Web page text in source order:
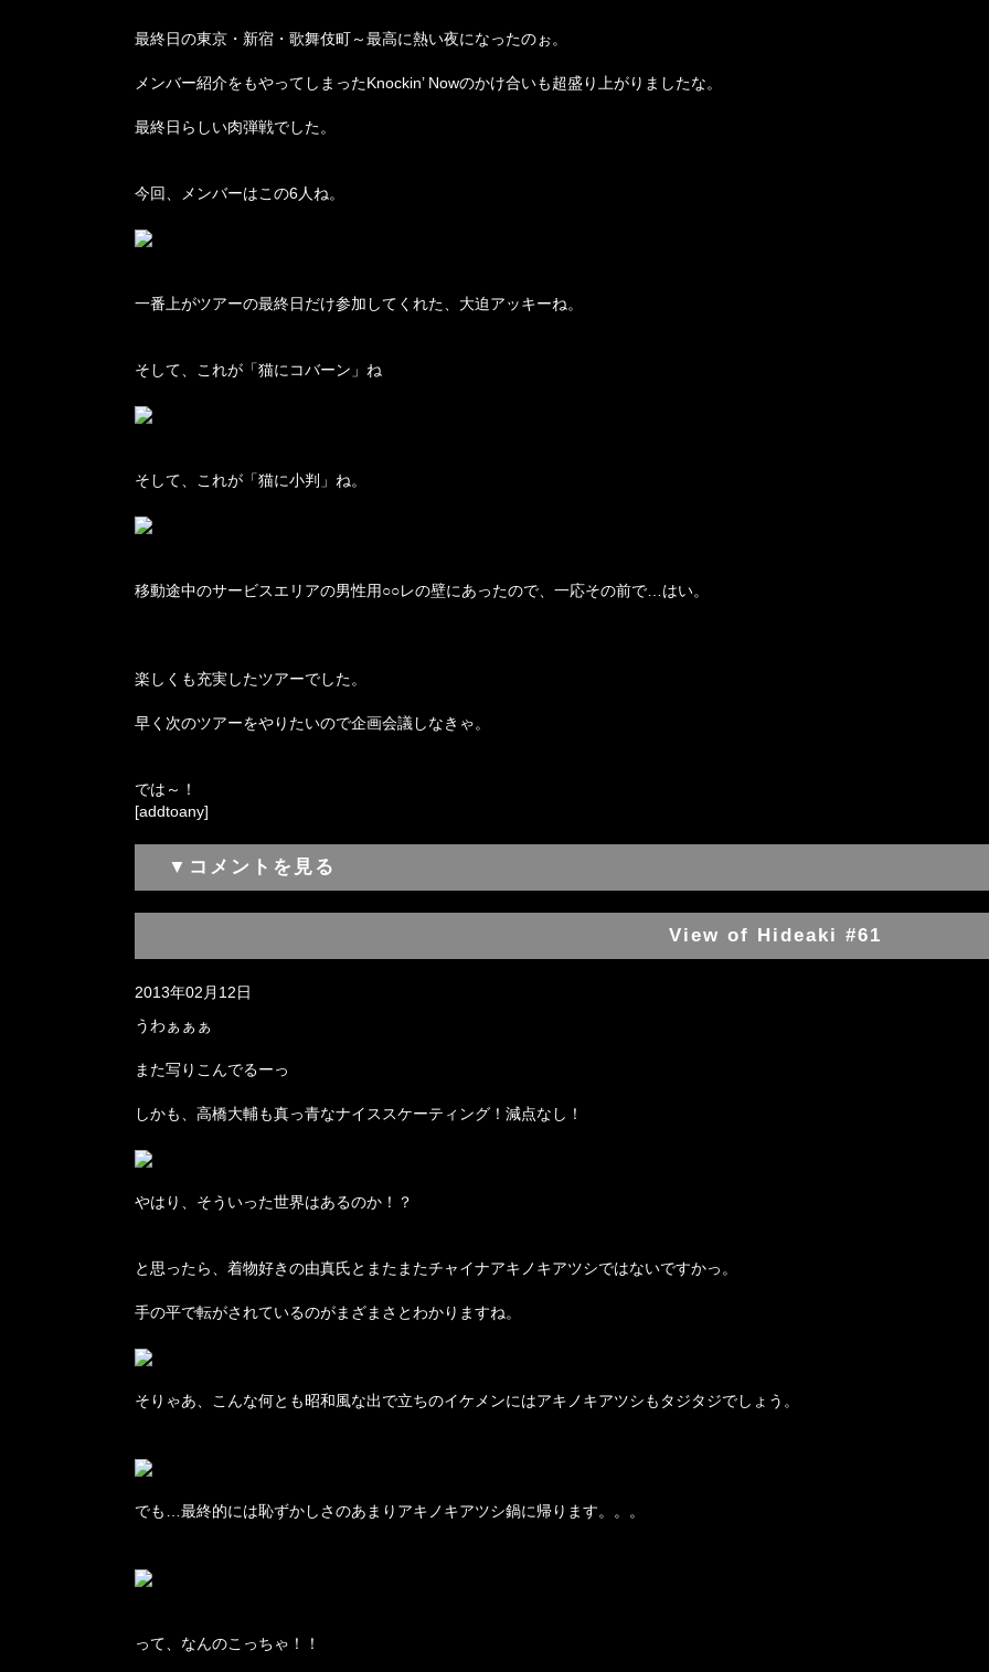
最終日の東京・新宿・歌舞伎町～最高に熱い夜になったのぉ。
メンバー紹介をもやってしまったKnockin’ Nowのかけ合いも超盛り上がりましたな。
最終日らしい肉弾戦でした。
今回、メンバーはこの6人ね。
一番上がツアーの最終日だけ参加してくれた、大迫アッキーね。
そして、これが「猫にコバーン」ね
そして、これが「猫に小判」ね。
移動途中のサービスエリアの男性用○○レの壁にあったので、一応その前で…はい。
楽しくも充実したツアーでした。
早く次のツアーをやりたいので企画会議しなきゃ。
では～！
[addtoany]
▼コメントを見る
View of Hideaki #61
2013年02月12日
うわぁぁぁ
また写りこんでるーっ
しかも、高橋大輔も真っ青なナイススケーティング！減点なし！
やはり、そういった世界はあるのか！？
と思ったら、着物好きの由真氏とまたまたチャイナアキノキアツシではないですかっ。
手の平で転がされているのがまざまさとわかりますね。
そりゃあ、こんな何とも昭和風な出で立ちのイケメンにはアキノキアツシもタジタジでしょう。
でも…最終的には恥ずかしさのあまりアキノキアツシ鍋に帰ります。。。
って、なんのこっちゃ！！